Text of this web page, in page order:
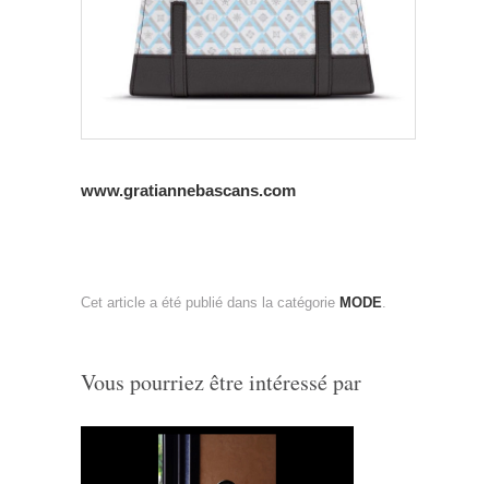
www.gratiannebascans.com
Cet article a été publié dans la catégorie MODE.
Vous pourriez être intéressé par